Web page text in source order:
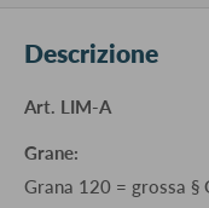
Descrizione
Art. LIM-A
Grane:
Grana 120 = grossa §